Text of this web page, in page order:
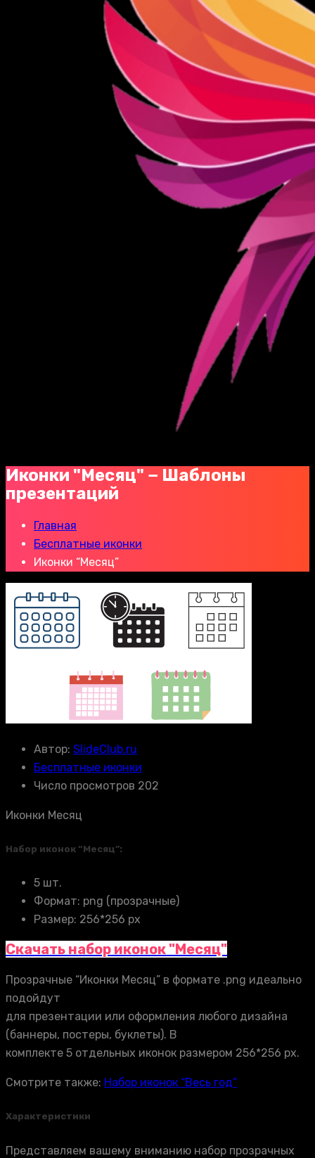
Иконки "Месяц" − Шаблоны
презентаций
Главная
Бесплатные иконки
Иконки “Месяц”
Автор: SlideClub.ru
Бесплатные иконки
Число просмотров 202
Иконки Месяц
Набор иконок “Месяц”:
5 шт.
Формат: png (прозрачные)
Размер: 256*256 px
Скачать набор иконок "Месяц"
Прозрачные “Иконки Месяц” в формате .png идеально
подойдут
для презентации или оформления любого дизайна
(баннеры, постеры, буклеты). В
комплекте 5 отдельных иконок размером 256*256 px.
Смотрите также: Набор иконок “Весь год”
Характеристики
Представляем вашему вниманию набор прозрачных